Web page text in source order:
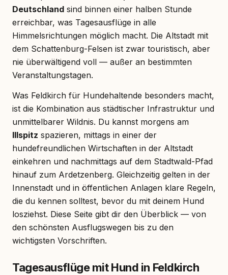
Deutschland sind binnen einer halben Stunde
erreichbar, was Tagesausflüge in alle
Himmelsrichtungen möglich macht. Die Altstadt mit
dem Schattenburg-Felsen ist zwar touristisch, aber
nie überwältigend voll — außer an bestimmten
Veranstaltungstagen.
Was Feldkirch für Hundehaltende besonders macht,
ist die Kombination aus städtischer Infrastruktur und
unmittelbarer Wildnis. Du kannst morgens am
Illspitz spazieren, mittags in einer der
hundefreundlichen Wirtschaften in der Altstadt
einkehren und nachmittags auf dem Stadtwald-Pfad
hinauf zum Ardetzenberg. Gleichzeitig gelten in der
Innenstadt und in öffentlichen Anlagen klare Regeln,
die du kennen solltest, bevor du mit deinem Hund
losziehst. Diese Seite gibt dir den Überblick — von
den schönsten Ausflugswegen bis zu den
wichtigsten Vorschriften.
Tagesausflüge mit Hund in Feldkirch